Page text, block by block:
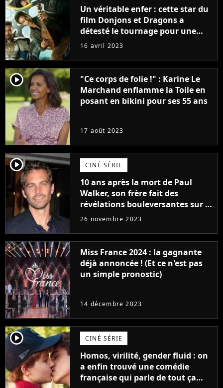
Un véritable enfer : cette star du
film Donjons et Dragons a
détesté le tournage pour une
raison très spéciale
16 avril 2023
player2
"Ce corps de folie !" : Karine Le
Marchand enflamme la Toile en
posant en bikini pour ses 55 ans
17 août 2023
player2 CINÉ SÉRIE
10 ans après la mort de Paul
Walker, son frère fait des
révélations bouleversantes sur la
réaction des acteurs de Fast and
26 novembre 2023
Miss France 2024 : la gagnante
déjà annoncée ! (Et ce n'est pas
un simple pronostic)
14 décembre 2023
player2 CINÉ SÉRIE
Homos, virilité, gender fluid : on
a enfin trouvé une comédie
française qui parle de tout ça